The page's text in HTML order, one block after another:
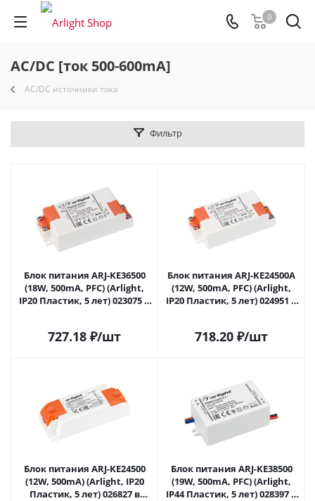
0
AC/DC [ток 500-600mA]
AC/DC источники тока
Фильтр
Блок питания ARJ-KE36500
(18W, 500mA, PFC) (Arlight,
IP20 Пластик, 5 лет) 023075 в
727.18 ₽/шт
Блок питания ARJ-KE24500A
(12W, 500mA, PFC) (Arlight,
IP20 Пластик, 5 лет) 024951 в
718.20 ₽/шт
Блок питания ARJ-KE24500
(12W, 500mA) (Arlight, IP20
Пластик, 5 лет) 026827 в
Блок питания ARJ-KE38500
(19W, 500mA, PFC) (Arlight,
IP44 Пластик, 5 лет) 028397 в